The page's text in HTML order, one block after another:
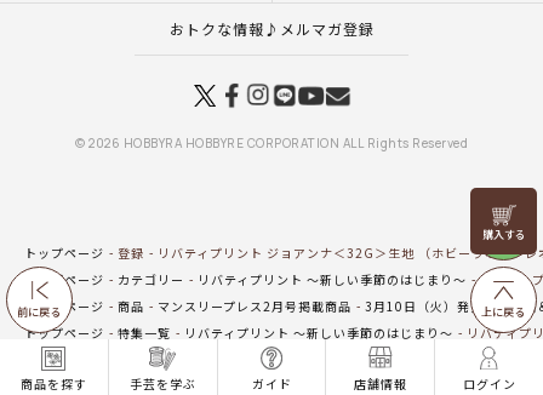
商品を探す 手芸を学ぶ ガイド 店舗情報 ログイン
前に戻る
リリヤン
フェア
上に戻る
おトクな情報♪メルマガ登録
© 2026 HOBBYRA HOBBYRE CORPORATION ALL Rights Reserved
トップページ 登録
リバティプリント ジョアンナ＜32G＞生地 （ホビーラホビー
トップページ
カテゴリー リバティプリント ～新しい季節のはじまり～ リバティ
トップページ
商品 マンスリープレス2月号掲載商品
3月10日（火）発売の新商品
トップページ
特集一覧 リバティプリント ～新しい季節のはじまり～
リバティプ
トップページ
新商品 生地一覧
リバティプリント ジョアンナ＜32G＞生地
トップページ
生地 リバティプリント（ホビーラホビーレオリジナル） リバティ